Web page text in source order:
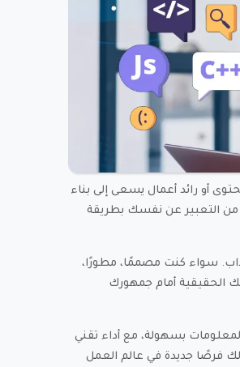
أو رائد أعمال يسعى إلى بناء
من التعبير عن نفسك بطريقة
سواء كنت مصممًا، مطورًا،
الحقيقية أمام جمهورك
بسهولة، مع أداء تقني
فرصًا جديدة في عالم العمل